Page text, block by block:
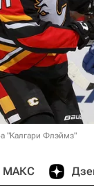
"Калгари Флэймз"
МАКС